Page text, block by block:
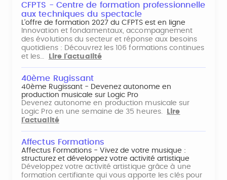
CFPTS - Centre de formation professionnelle
aux techniques du spectacle
L’offre de formation 2027 du CFPTS est en ligne
Innovation et fondamentaux, accompagnement
des évolutions du secteur et réponse aux besoins
quotidiens : Découvrez les 106 formations continues
et les…
Lire l'actualité
40ème Rugissant
40ème Rugissant - Devenez autonome en
production musicale sur Logic Pro
Devenez autonome en production musicale sur
Logic Pro en une semaine de 35 heures.
Lire
l'actualité
Affectus Formations
Affectus Formations - Vivez de votre musique :
structurez et développez votre activité artistique
Développez votre activité artistique grâce à une
formation certifiante qui vous apporte les clés pour